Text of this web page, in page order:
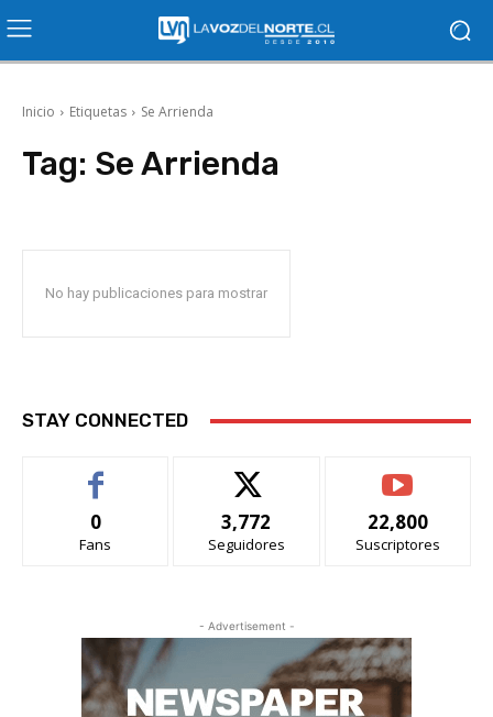
Inicio Etiquetas Se Arrienda
Tag: Se Arrienda
No hay publicaciones para mostrar
STAY CONNECTED
0
Fans
3,772
Seguidores
22,800
Suscriptores
- Advertisement -